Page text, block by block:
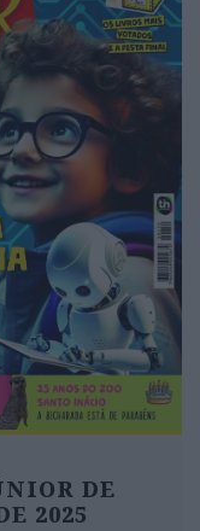
DE
2025